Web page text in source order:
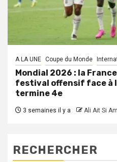
A LA UNE Coupe du Monde
Mondial 2026 : la
festival offensif face à
termine 4e
3 semaines il y a Ali Ait Si
RECHERCHER